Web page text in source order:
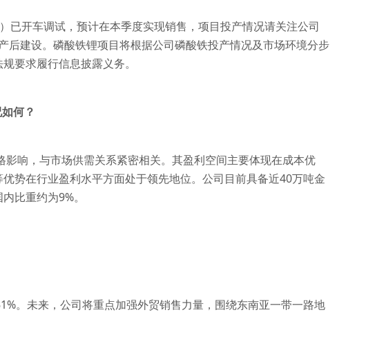
已开车调试，预计在本季度实现销售，项目投产情况请关注公司
建设。磷酸铁锂项目将根据公司磷酸铁投产情况及市场环境分步
要求履行信息披露义务。
何？
响，与市场供需关系紧密相关。其盈利空间主要体现在成本优
势在行业盈利水平方面处于领先地位。公司目前具备近40万吨金
比重约为9%。
。未来，公司将重点加强外贸销售力量，围绕东南亚一带一路地